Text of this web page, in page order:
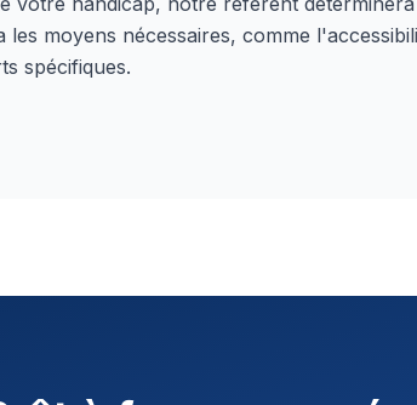
moyens nécessaires, comme
spécifiques.